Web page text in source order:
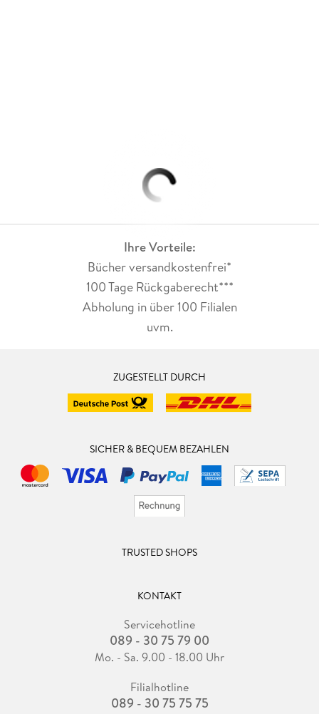
Ihre Vorteile:
Bücher versandkostenfrei*
100 Tage Rückgaberecht***
Abholung in über 100 Filialen
uvm.
ZUGESTELLT DURCH
SICHER & BEQUEM BEZAHLEN
TRUSTED SHOPS
KONTAKT
Servicehotline
089 - 30 75 79 00
Mo. - Sa. 9.00 - 18.00 Uhr
Filialhotline
089 - 30 75 75 75